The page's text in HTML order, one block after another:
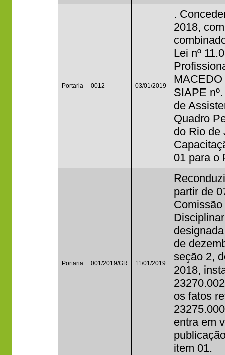
Portaria 0012 03/01/2019
.
2018,
Lei nº
SIAPE
de
Quadro
do Rio de
01 para o
Portaria 001/2019/GR 11/01/2019
partir de
de
seção 2,
2018,
os fatos
entra em
item 01.